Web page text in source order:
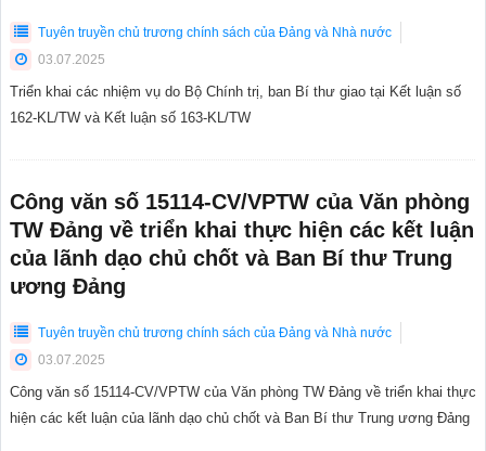
Tuyên truyền chủ trương chính sách của Đảng và Nhà nước
03.07.2025
Triển khai các nhiệm vụ do Bộ Chính trị, ban Bí thư giao tại Kết luận số
162-KL/TW và Kết luận số 163-KL/TW
Công văn số 15114-CV/VPTW của Văn phòng
TW Đảng về triển khai thực hiện các kết luận
của lãnh dạo chủ chốt và Ban Bí thư Trung
ương Đảng
Tuyên truyền chủ trương chính sách của Đảng và Nhà nước
03.07.2025
Công văn số 15114-CV/VPTW của Văn phòng TW Đảng về triển khai thực
hiện các kết luận của lãnh dạo chủ chốt và Ban Bí thư Trung ương Đảng